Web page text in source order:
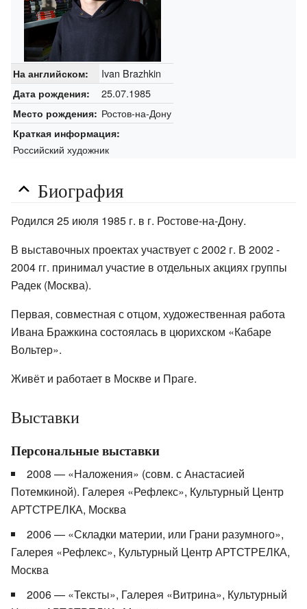
На английском: Ivan Brazhkin
Дата рождения: 25.07.1985
Место рождения: Ростов-на-Дону
Краткая информация:
Российский художник
Биография
Родился 25 июля 1985 г. в г. Ростове-на-Дону.
В выставочных проектах участвует с 2002 г. В 2002 -
2004 гг. принимал участие в отдельных акциях группы
Радек (Москва).
Первая, совместная с отцом, художественная работа
Ивана Бражкина состоялась в цюрихском «Кабаре
Вольтер».
Живёт и работает в Москве и Праге.
Выставки
Персональные выставки
2008 — «Наложения» (совм. с Анастасией
Потемкиной). Галерея «Рефлекс», Культурный Центр
АРТСТРЕЛКА, Москва
2006 — «Складки материи, или Грани разумного»,
Галерея «Рефлекс», Культурный Центр АРТСТРЕЛКА,
Москва
2006 — «Тексты», Галерея «Витрина», Культурный